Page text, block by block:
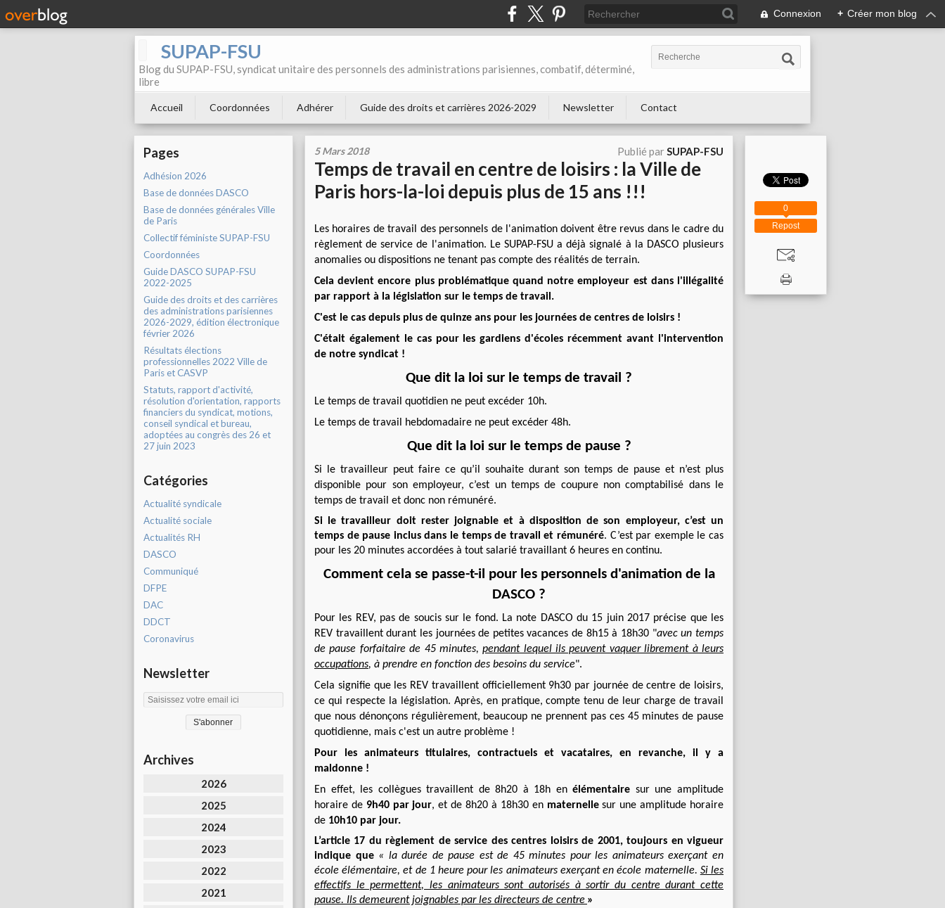
Connexion + Créer mon blog
SUPAP-FSU
Blog du SUPAP-FSU, syndicat unitaire des personnels des administrations parisiennes, combatif, déterminé,
libre
Accueil Coordonnées Adhérer Guide des droits et carrières 2026-2029 Newsletter Contact
Pages
Adhésion 2026
Base de données DASCO
Base de données générales Ville
de Paris
Collectif féministe SUPAP-FSU
Coordonnées
Guide DASCO SUPAP-FSU
2022-2025
Guide des droits et des carrières
des administrations parisiennes
2026-2029, édition électronique
février 2026
Résultats élections
professionnelles 2022 Ville de
Paris et CASVP
Statuts, rapport d'activité,
résolution d'orientation, rapports
financiers du syndicat, motions,
conseil syndical et bureau,
adoptées au congrès des 26 et
27 juin 2023
Catégories
Actualité syndicale
Actualité sociale
Actualités RH
DASCO
Communiqué
DFPE
DAC
DDCT
Coronavirus
Newsletter
Archives
2026
2025
2024
2023
2022
2021
5 Mars 2018 Publié parSUPAP-FSU
Temps de travail en centre de loisirs : la Ville de
Paris hors-la-loi depuis plus de 15 ans !!!
Les horaires de travail des personnels de l'animation doivent être revus dans le cadre du
règlement de service de l'animation. Le SUPAP-FSU a déjà signalé à la DASCO plusieurs
anomalies ou dispositions ne tenant pas compte des réalités de terrain.
Cela devient encore plus problématique quand notre employeur est dans l'illégalité
par rapport à la législation sur le temps de travail.
C'est le cas depuis plus de quinze ans pour les journées de centres de loisirs !
C'était également le cas pour les gardiens d'écoles récemment avant l'intervention
de notre syndicat !
Que dit la loi sur le temps de travail ?
Le temps de travail quotidien ne peut excéder 10h.
Le temps de travail hebdomadaire ne peut excéder 48h.
Que dit la loi sur le temps de pause ?
Si le travailleur peut faire ce qu’il souhaite durant son temps de pause et n’est plus
disponible pour son employeur, c’est un temps de coupure non comptabilisé dans le
temps de travail et donc non rémunéré.
Si le travailleur doit rester joignable et à disposition de son employeur, c’est un
temps de pause inclus dans le temps de travail et rémunéré. C’est par exemple le cas
pour les 20 minutes accordées à tout salarié travaillant 6 heures en continu.
Comment cela se passe-t-il pour les personnels d'animation de la
DASCO ?
Pour les REV, pas de soucis sur le fond. La note DASCO du 15 juin 2017 précise que les
REV travaillent durant les journées de petites vacances de 8h15 à 18h30 "avec un temps
de pause forfaitaire de 45 minutes,pendant lequel ils peuvent vaquer librement à leurs
occupations, à prendre en fonction des besoins du service".
Cela signifie que les REV travaillent officiellement 9h30 par journée de centre de loisirs,
ce qui respecte la législation. Après, en pratique, compte tenu de leur charge de travail
que nous dénonçons régulièrement, beaucoup ne prennent pas ces 45 minutes de pause
quotidienne, mais c'est un autre problème !
Pour les animateurs titulaires, contractuels et vacataires, en revanche, il y a
maldonne !
En effet, les collègues travaillent de 8h20 à 18h enélémentaire sur une amplitude
horaire de 9h40 par jour, et de 8h20 à 18h30 en maternellesur une amplitude horaire
de 10h10 par jour.
L’article 17 du règlement de service des centres loisirs de 2001, toujours en vigueur
indique que « la durée de pause est de 45 minutes pour les animateurs exerçant en
école élémentaire, et de 1 heure pour les animateurs exerçant en école maternelle. Si les
effectifs le permettent, les animateurs sont autorisés à sortir du centre durant cette
pause. Ils demeurent joignables par les directeurs de centre »
Repost
0